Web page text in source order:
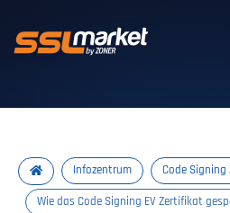
Infozentrum Code
Wie das Code Signing EV Zertifikat